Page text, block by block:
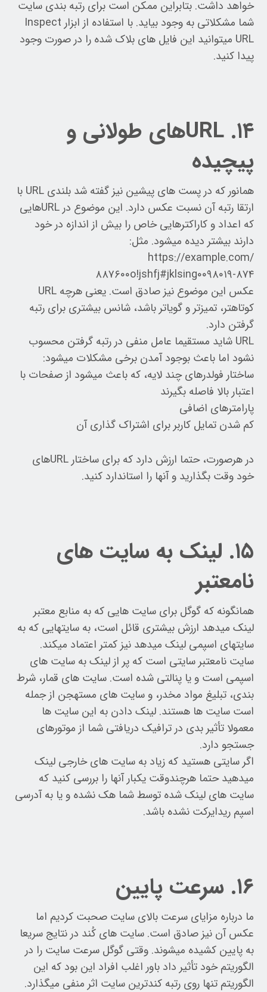
خواهد داشت. بتابراین ممکن است برای رتبه بندی سایت
شما مشکلاتی به وجود بیاید. با استفاده از ابزار Inspect
URL میتوانید این فایل های بلاک شده را در صورت وجود
پیدا کنید.
۱۴. URLهای طولانی و
پیچیده
همانور که در پست های پیشین نیز گفته شد بلندی URL با
ارتقا رتبه آن نسبت عکس دارد. این موضوع در URLهایی
که اعداد و کاراکترهایی خاص را بیش از اندازه در خود
دارند بیشتر دیده میشود. مثل:
https://example.com/
۸۸۷۶۰۰o!jshfj#jklsing۰۰۹۸۰۱۹-۸۷۴
عکس این موضوع نیز صادق است. یعنی هرچه URL
کوتاهتر، تمیزتر و گویاتر باشد، شانس بیشتری برای رتبه
گرفتن دارد.
URL شاید مستقیما عامل منفی در رتبه گرفتن محسوب
نشود اما باعث بوجود آمدن برخی مشکلات میشود:
ساختار فولدرهای چند لایه، که باعث میشود از صفحات با
اعتبار بالا فاصله بگیرند
پارامترهای اضافی
کم شدن تمایل کاربر برای اشتراک گذاری آن
در هرصورت، حتما ارزش دارد که برای ساختار URLهای
خود وقت بگذارید و آنها را استاندارد کنید.
۱۵. لینک به سایت های
نامعتبر
همانگونه که گوگل برای سایت هایی که به منابع معتبر
لینک میدهد ارزش بیشتری قائل است، به سایتهایی که به
سایتهای اسپمی لینک میدهد نیز کمتر اعتماد میکند.
سایت نامعتبر سایتی است که پر از لینک به سایت های
اسپمی است و یا پنالتی شده است. سایت های قمار، شرط
بندی، تبلیغ مواد مخدر، و سایت های مستهجن از جمله
است سایت ها هستند. لینک دادن به این سایت ها
معمولا تأثیر بدی در ترافیک دریافتی شما از موتورهای
جستجو دارد.
اگر سایتی هستید که زیاد به سایت های خارجی لینک
میدهید حتما هرچندوقت یکبار آنها را بررسی کنید که
سایت های لینک شده توسط شما هک نشده و یا به آدرسی
اسپم ریدایرکت نشده باشد.
۱۶. سرعت پایین
ما درباره مزایای سرعت بالای سایت صحبت کردیم اما
عکس آن نیز صادق است. سایت های کُند در نتایج سریعا
به پایین کشیده میشوند. وقتی گوگل سرعت سایت را در
الگوریتم خود تأثیر داد باور اغلب افراد این بود که این
الگوریتم تنها روی رتبه کندترین سایت اثر منفی میگذارد.